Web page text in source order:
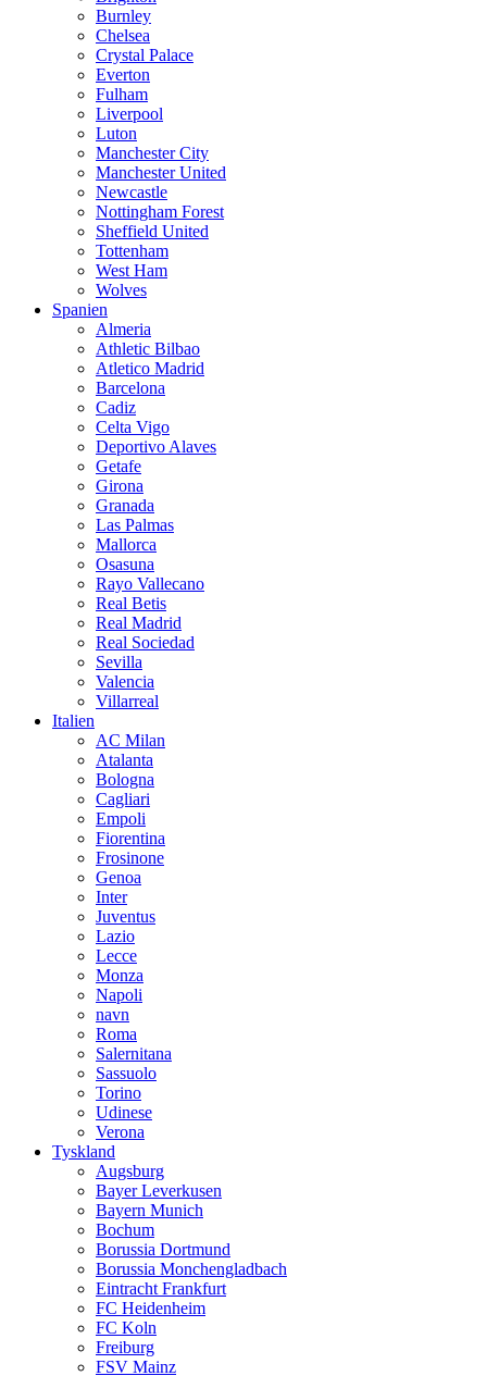
Burnley
Chelsea
Crystal Palace
Everton
Fulham
Liverpool
Luton
Manchester City
Manchester United
Newcastle
Nottingham Forest
Sheffield United
Tottenham
West Ham
Wolves
Spanien
Almeria
Athletic Bilbao
Atletico Madrid
Barcelona
Cadiz
Celta Vigo
Deportivo Alaves
Getafe
Girona
Granada
Las Palmas
Mallorca
Osasuna
Rayo Vallecano
Real Betis
Real Madrid
Real Sociedad
Sevilla
Valencia
Villarreal
Italien
AC Milan
Atalanta
Bologna
Cagliari
Empoli
Fiorentina
Frosinone
Genoa
Inter
Juventus
Lazio
Lecce
Monza
Napoli
navn
Roma
Salernitana
Sassuolo
Torino
Udinese
Verona
Tyskland
Augsburg
Bayer Leverkusen
Bayern Munich
Bochum
Borussia Dortmund
Borussia Monchengladbach
Eintracht Frankfurt
FC Heidenheim
FC Koln
Freiburg
FSV Mainz